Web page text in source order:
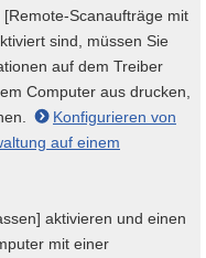
Scanaufträge mit
sind, müssen Sie
auf dem Treiber
Computer aus drucken,
Konfigurieren von
auf einem
aktivieren und einen
mit einer